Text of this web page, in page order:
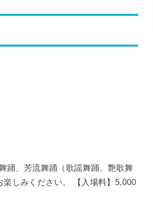
、芳流舞踊（歌謡舞踊、艶歌舞
しみください。 【入場料】5,000